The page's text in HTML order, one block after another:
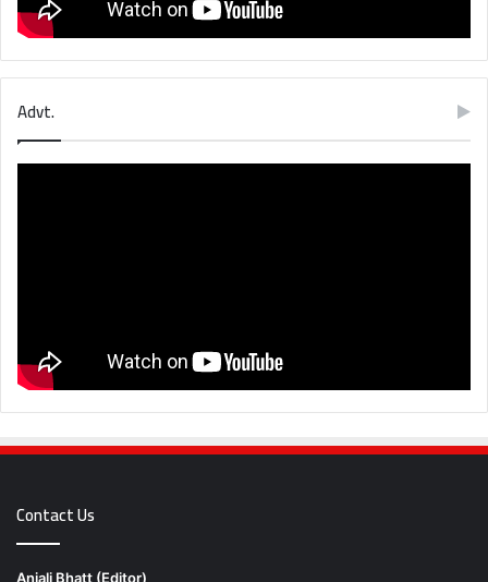
Advt.
Contact Us
Anjali Bhatt (Editor)